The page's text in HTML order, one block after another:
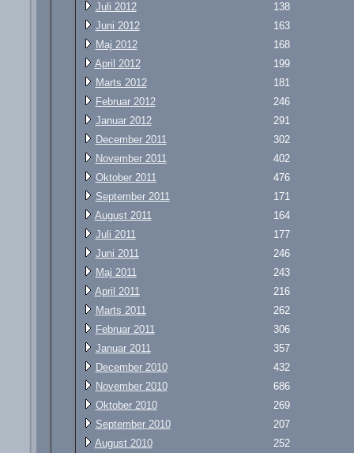
Juli 2012
138
Juni 2012
163
Maj 2012
168
April 2012
199
Marts 2012
181
Februar 2012
246
Januar 2012
291
December 2011
302
November 2011
402
Oktober 2011
476
September 2011
171
August 2011
164
Juli 2011
177
Juni 2011
246
Maj 2011
243
April 2011
216
Marts 2011
262
Februar 2011
306
Januar 2011
357
December 2010
432
November 2010
686
Oktober 2010
269
September 2010
207
August 2010
252